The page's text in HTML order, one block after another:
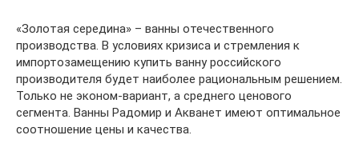
«Золотая середина» – ванны отечественного
производства. В условиях кризиса и стремления к
импортозамещению купить ванну российского
производителя будет наиболее рациональным решением.
Только не эконом-вариант, а среднего ценового
сегмента. Ванны Радомир и Акванет имеют оптимальное
соотношение цены и качества.